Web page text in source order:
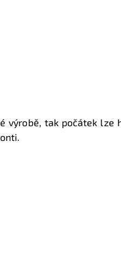
výrobě, tak počátek lze